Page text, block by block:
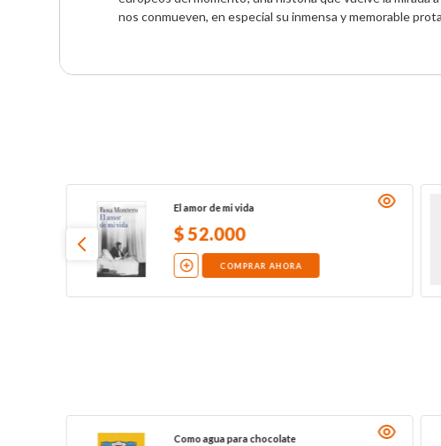
nos conmueven, en especial su inmensa y memorable
El amor de mi vida
$52.000
COMPRAR AHORA
Como agua para chocolate